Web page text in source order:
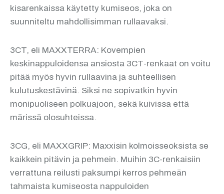
kisarenkaissa käytetty kumiseos, joka on
suunniteltu mahdollisimman rullaavaksi.
3CT, eli MAXXTERRA: Kovempien
keskinappuloidensa ansiosta 3CT-renkaat on voitu
pitää myös hyvin rullaavina ja suhteellisen
kulutuskestävinä. Siksi ne sopivatkin hyvin
monipuoliseen polkuajoon, sekä kuivissa että
märissä olosuhteissa.
3CG, eli MAXXGRIP: Maxxisin kolmoisseoksista se
kaikkein pitävin ja pehmein. Muihin 3C-renkaisiin
verrattuna reilusti paksumpi kerros pehmeän
tahmaista kumiseosta nappuloiden